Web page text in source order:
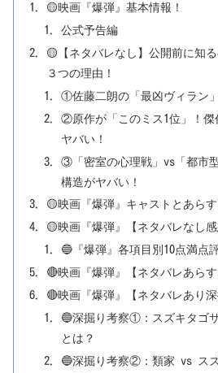
🟡映画『爆弾』基本情報！
公式予告編
🟡【ネタバレなし】公開前に知
３つの理由！
①佐藤二朗の「最凶ヴィラン
②原作が「このミス1位」！傑
ヤバい！
③「密室の心理戦」vs「都市
構造がヤバい！
🟡映画『爆弾』キャストとあらす
🟡映画『爆弾』【ネタバレなし感
🔵『爆弾』各項目別10点満点
🔴映画『爆弾』【ネタバレあらす
🔴映画『爆弾』【ネタバレあり深
🔵深掘り考察①：スズキタゴ
とは？
🔵深掘り考察②：類家 vs スズ